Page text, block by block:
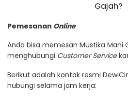
Gajah?
Pemesanan Online
Anda bisa memesan Mustika Mani
menghubungi Customer Service
Berikut adalah kontak resmi
hubungi selama jam kerja: